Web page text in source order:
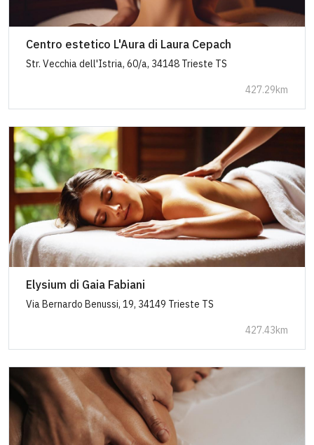
Centro estetico L'Aura di Laura Cepach
Str. Vecchia dell'Istria, 60/a, 34148 Trieste TS
427.29km
Elysium di Gaia Fabiani
Via Bernardo Benussi, 19, 34149 Trieste TS
427.43km